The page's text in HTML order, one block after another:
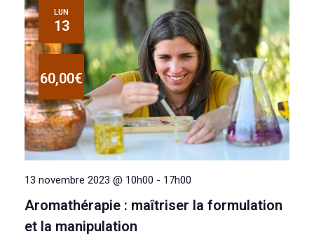
LUN
13
13 novembre 2023 @ 10h00 - 17h00
Aromathérapie : maîtriser la formulation
et la manipulation
60,00€